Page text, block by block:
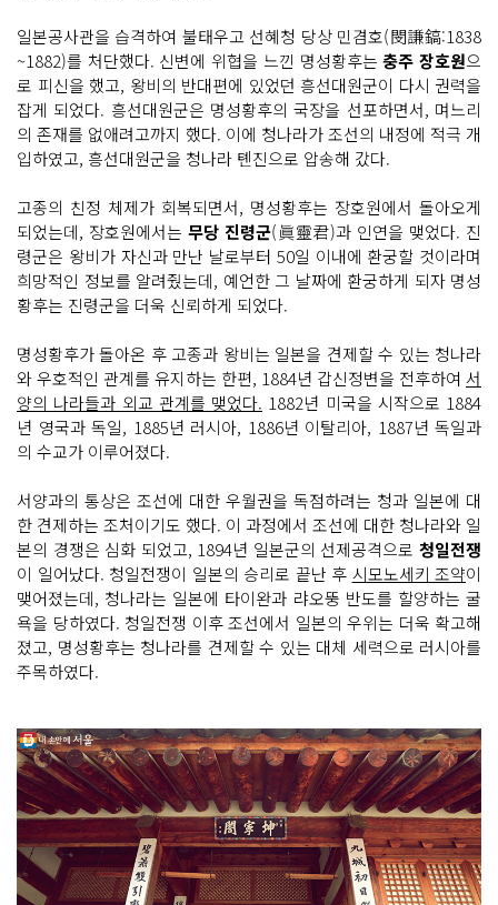
일본공사관을 습격하여 불태우고 선혜청 당상 민겸호(閔謙鎬:1838
~1882)를 처단했다. 신변에 위협을 느낀 명성황후는충주 장호원으
로 피신을 했고, 왕비의 반대편에 있었던 흥선대원군이 다시 권력을
잡게 되었다. 흥선대원군은 명성황후의 국장을 선포하면서, 며느리
의 존재를 없애려고까지 했다. 이에 청나라가 조선의 내정에 적극 개
입하였고, 흥선대원군을 청나라 톈진으로 압송해 갔다.
고종의 친정 체제가 회복되면서, 명성황후는 장호원에서 돌아오게
되었는데, 장호원에서는 무당 진령군(眞靈君)과 인연을 맺었다. 진
령군은 왕비가 자신과 만난 날로부터 50일 이내에 환궁할 것이라며
희망적인 정보를 알려줬는데, 예언한 그 날짜에 환궁하게 되자 명성
황후는 진령군을 더욱 신뢰하게 되었다.
명성황후가 돌아온 후 고종과 왕비는 일본을 견제할 수 있는 청나라
와 우호적인 관계를 유지하는 한편, 1884년 갑신정변을 전후하여 서
양의 나라들과 외교 관계를 맺었다. 1882년 미국을 시작으로 1884
년 영국과 독일, 1885년 러시아, 1886년 이탈리아, 1887년 독일과
의 수교가 이루어졌다.
서양과의 통상은 조선에 대한 우월권을 독점하려는 청과 일본에 대
한 견제하는 조처이기도 했다. 이 과정에서 조선에 대한 청나라와 일
본의 경쟁은 심화 되었고, 1894년 일본군의 선제공격으로 청일전쟁
이 일어났다. 청일전쟁이 일본의 승리로 끝난 후 시모노세키 조약이
맺어졌는데, 청나라는 일본에 타이완과 랴오뚱 반도를 할양하는 굴
욕을 당하였다. 청일전쟁 이후 조선에서 일본의 우위는 더욱 확고해
졌고, 명성황후는 청나라를 견제할 수 있는 대체 세력으로 러시아를
주목하였다.